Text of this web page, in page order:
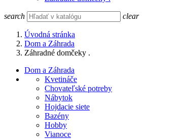
search clear
Úvodná stránka
Dom a Záhrada
Záhradné domčeky .
Dom a Záhrada
Kvetináče
Chovateľské potreby
Nábytok
Hojdacie siete
Bazény
Hobby
Vianoce